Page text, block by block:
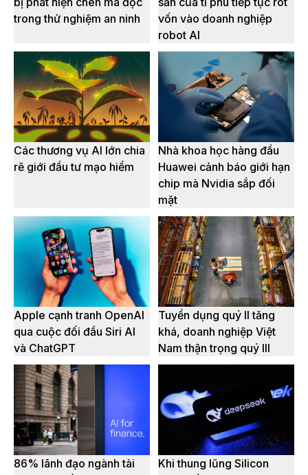
trong thử nghiệm an ninh
vốn vào doanh nghiệp
robot AI
Các thương vụ AI lớn chia
rẽ giới đầu tư mạo hiểm
Nhà khoa học hàng đầu
Huawei cảnh báo giới hạn
chip mà Nvidia sắp đối
mặt
Apple cạnh tranh OpenAI
qua cuộc đối đầu Siri AI
và ChatGPT
Tuyển dụng quý II tăng
khá, doanh nghiệp Việt
Nam thận trọng quý III
86% lãnh đạo ngành tài
Khi thung lũng Silicon